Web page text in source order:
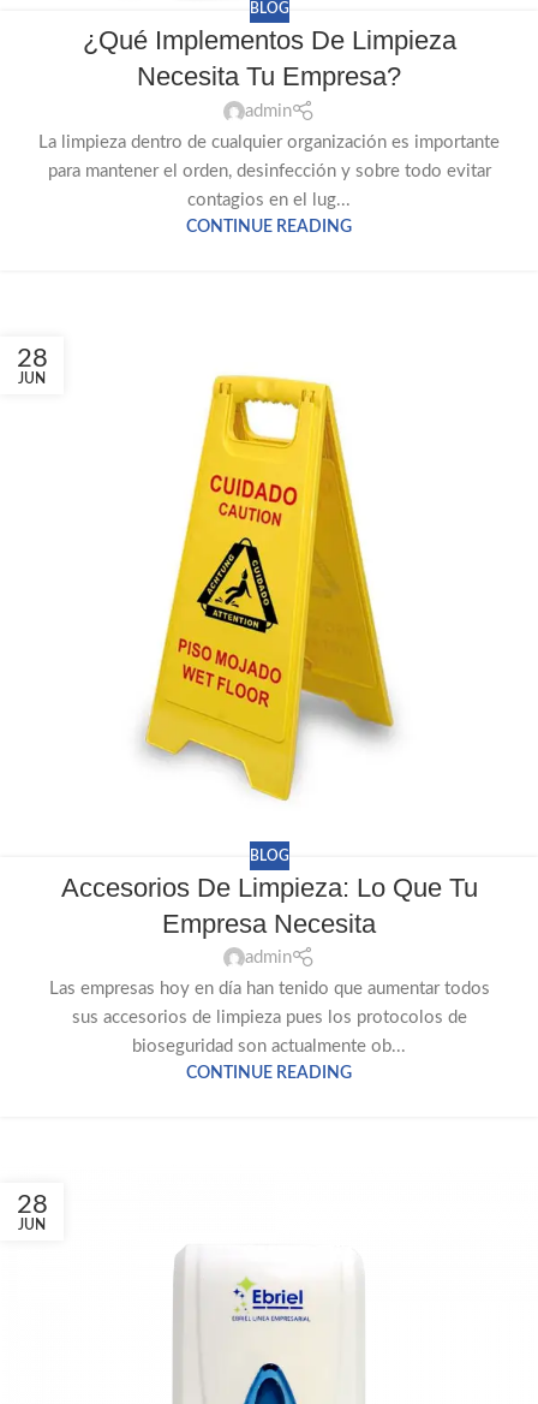
BLOG
¿Qué Implementos De Limpieza
Necesita Tu Empresa?
admin
La limpieza dentro de cualquier organización es importante
para mantener el orden, desinfección y sobre todo evitar
contagios en el lug...
CONTINUE READING
28
JUN
BLOG
Accesorios De Limpieza: Lo Que Tu
Empresa Necesita
admin
Las empresas hoy en día han tenido que aumentar todos
sus accesorios de limpieza pues los protocolos de
bioseguridad son actualmente ob...
CONTINUE READING
28
JUN